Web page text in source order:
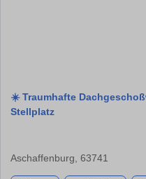
☀️ Traumhafte
Stellplatz
Aschaffenburg, 63741